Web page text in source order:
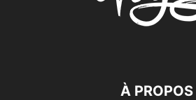
À PROPOS